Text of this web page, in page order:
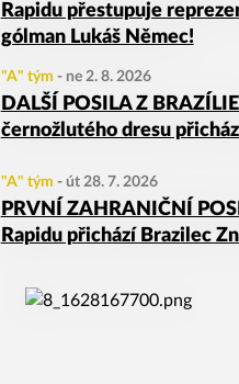
Rapidu přestupuje
gólman Lukáš Němec!
"A" tým - ne 2. 8. 2026
DALŠÍ POSILA Z
černožlutého dresu
"A" tým - út 28. 7. 2026
PRVNÍ ZAHRANIČNÍ
Rapidu přichází Brazilec